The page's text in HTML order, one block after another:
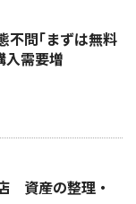
不問｢まずは無料
需要増
資産の整理・